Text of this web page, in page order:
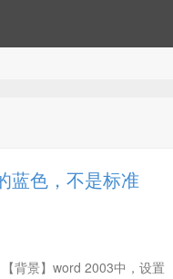
蓝色，不是标准
背景】word 2003中，设置